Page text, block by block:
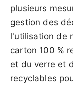
plusieurs
gestion des
l'utilisation de
carton 100 %
et du verre et
recyclables